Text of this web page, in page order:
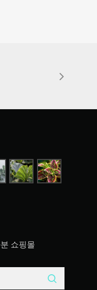
쇼핑몰